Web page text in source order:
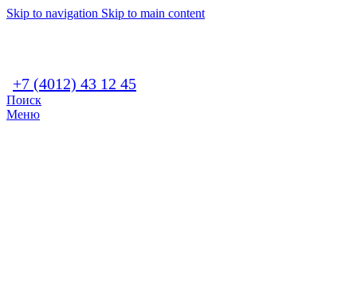
Skip to navigation Skip to main content
+7 (4012) 43 12 45
Поиск
Меню